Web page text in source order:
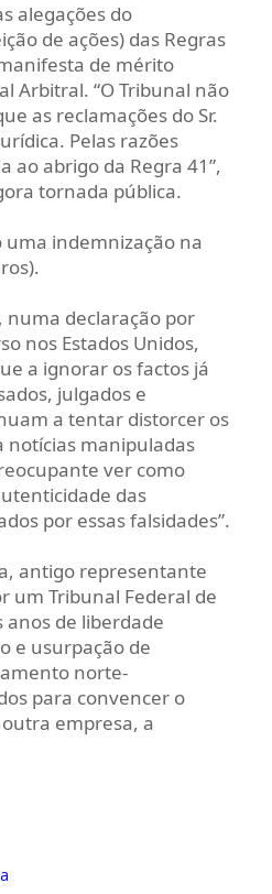
alegações do
de ações) das Regras
de mérito
Arbitral. “O Tribunal não
as reclamações do Sr.
Pelas razões
ao abrigo da Regra 41”,
tornada pública.
uma indemnização na
numa declaração por
nos Estados Unidos,
a ignorar os factos já
julgados e
a tentar distorcer os
notícias manipuladas
ver como
das
por essas falsidades”.
antigo representante
um Tribunal Federal de
de liberdade
e usurpação de
norte-
para convencer o
empresa, a